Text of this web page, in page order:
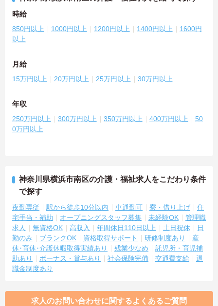
時給
850円以上 1000円以上 1200円以上 1400円以上
1600円
以上
月給
15万円以上 20万円以上 25万円以上 30万円以上
年収
250万円以上 300万円以上 350万円以上 400万円以上
50
0万円以上
神奈川県横浜市南区の介護・福祉求人をこだわり条件
で探す
夜勤専従 駅から徒歩10分以内 車通勤可 寮・借り上げ
住
宅手当・補助
オープニングスタッフ募集 未経験OK
管理職
求人
無資格OK 高収入 年間休日110日以上 土日祝休
日
勤のみ
ブランクOK 資格取得サポート 研修制度あり
産
休･育休･介護休暇取得実績あり
残業少なめ
託児所・育児補
助あり
ボーナス・賞与あり 社会保険完備 交通費支給
退
職金制度あり
求人のお問い合わせに関するよくあるご質問